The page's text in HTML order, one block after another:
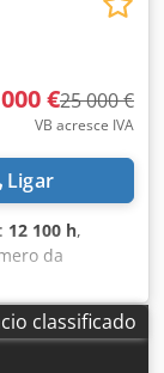
€25 000 €
VB acresce IVA
Ligar
12 100 h,
da
um potente
O
por
imediato.
classificado